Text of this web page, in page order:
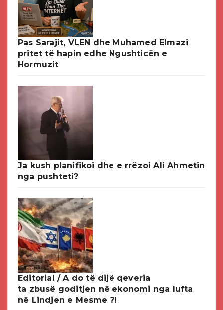
Pas Sarajit, VLEN dhe Muhamed Elmazi
pritet të hapin edhe Ngushticën e
Hormuzit
Ja kush planifikoi dhe e rrëzoi Ali Ahmetin
nga pushteti?
Editorial / A do të dijë qeveria
ta zbusë goditjen në ekonomi nga lufta
në Lindjen e Mesme ?!